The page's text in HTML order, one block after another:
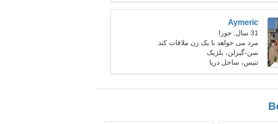
Aymeric
31 سال, جوزا
مرد می خواهد با یک زن ملاقات کند
سن-گیزلن، بلژیک
تنیس، ساحل دریا